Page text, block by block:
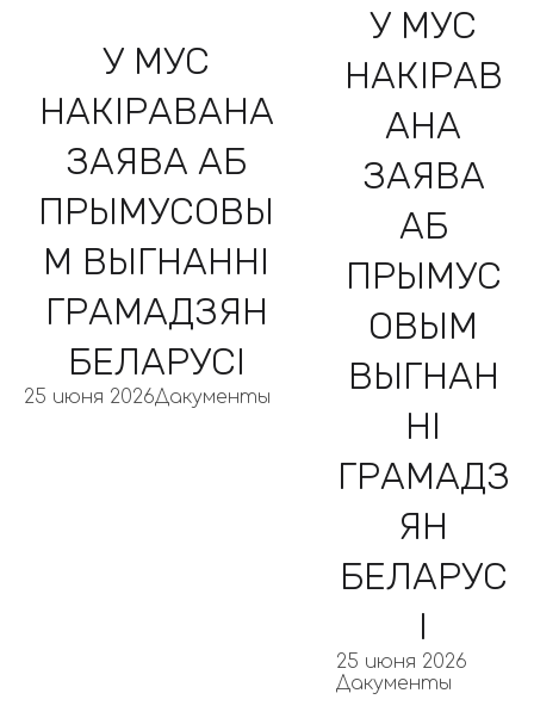
У МУС
НАКІРАВАНА
ЗАЯВА АБ
ПРЫМУСОВЫ
М ВЫГНАННІ
ГРАМАДЗЯН
БЕЛАРУСІ
25 июня 2026Дакументы
У МУС
НАКІРАВ
АНА
ЗАЯВА
АБ
ПРЫМУС
ОВЫМ
ВЫГНАН
НІ
ГРАМАДЗ
ЯН
БЕЛАРУС
І
25 июня 2026
Дакументы